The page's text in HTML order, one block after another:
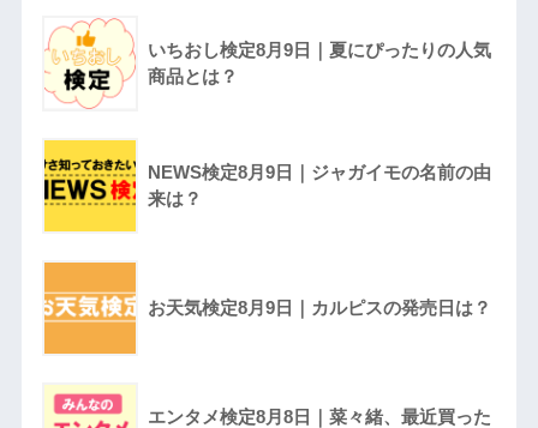
いちおし検定8月9日｜夏にぴったりの人気
商品とは？
NEWS検定8月9日｜ジャガイモの名前の由
来は？
お天気検定8月9日｜カルピスの発売日は？
エンタメ検定8月8日｜菜々緒、最近買った